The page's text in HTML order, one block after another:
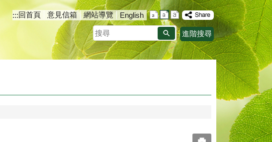
:::回首頁 意見信箱 網站導覽
English
搜
尋
進階搜尋